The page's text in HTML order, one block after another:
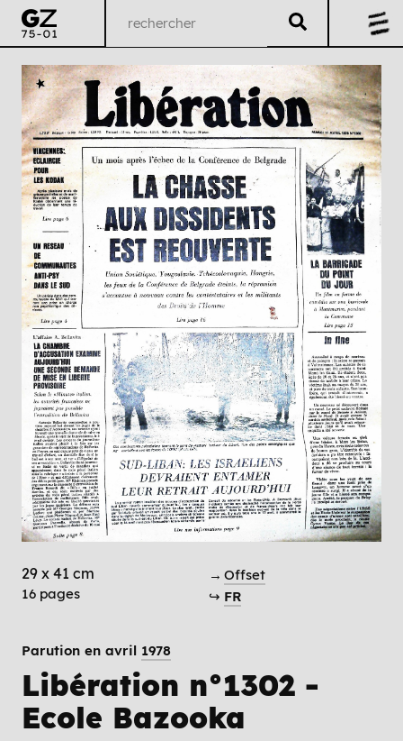
29 x 41 cm
16 pages
→ Offset
↪ FR
Parution en avril 1978
Libération n°1302 -
Ecole Bazooka